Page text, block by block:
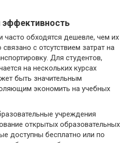
эффективность
часто обходятся дешевле, чем их
с отсутствием затрат на
Для студентов,
на нескольких курсах
быть значительным
экономить на учебных
учреждения
открытых образовательных
доступны бесплатно или по